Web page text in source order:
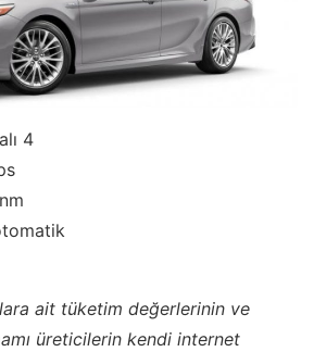
4
ait tüketim değerlerinin ve
üreticilerin kendi internet